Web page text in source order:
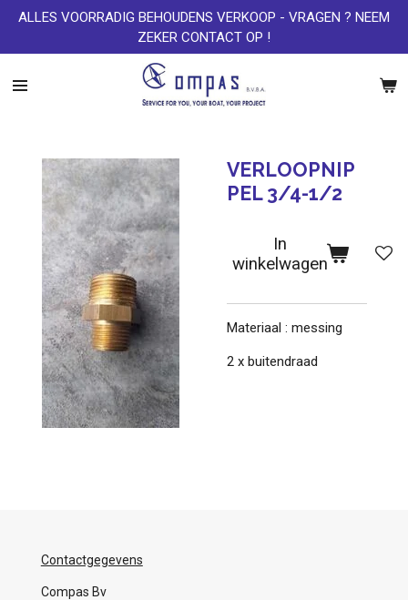
Ga
naar
de
ALLES VOORRADIG BEHOUDENS VERKOOP - VRAGEN ? NEEM
ZEKER CONTACT OP !
VERLOOPNIP
PEL 3/4-1/2
In
winkelwagen
Materiaal : messing
2 x buitendraad
Contactgegevens
Compas Bv